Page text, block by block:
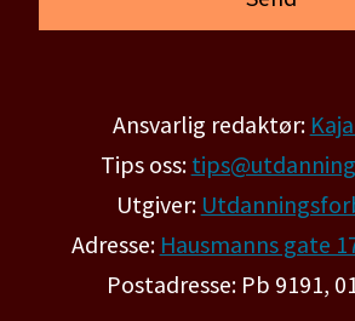
Ansvarlig redaktør:
Tips oss:
Utgiver:
Adresse: Hausmanns gate
Postadresse: Pb 9191,